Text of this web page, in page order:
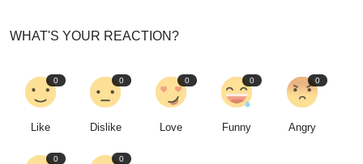
WHAT'S YOUR REACTION?
0
Like
0
Dislike
0
Love
0
Funny
0
Angry
0 0